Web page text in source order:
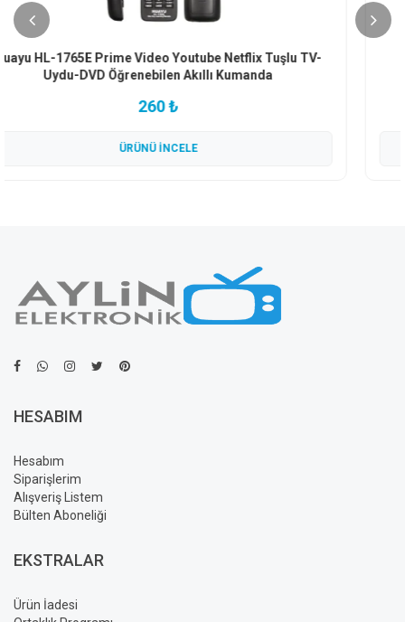
Orjinal D-Smart HD Blue Go Tuşlu Yeni Nesil Uydu
Kumandası
ÜRÜNÜ İNCELE
HESABIM
Hesabım
Siparişlerim
Alışveriş Listem
Bülten Aboneliği
EKSTRALAR
Ürün İadesi